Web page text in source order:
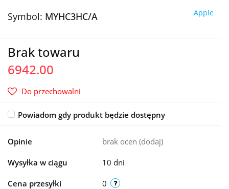
Symbol: MYHC3HC/A Apple
Brak towaru
6942.00
Do przechowalni
Powiadom gdy produkt będzie dostępny
Opinie brak ocen (dodaj)
Wysyłka w ciągu 10 dni
Cena przesyłki 0